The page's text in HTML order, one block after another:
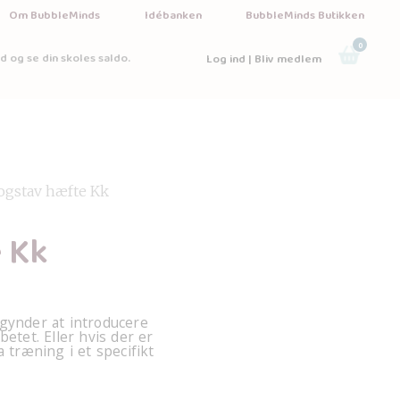
Om BubbleMinds Idébanken BubbleMinds Butikken
og se din skoles saldo. Log ind | Bliv medlem
0
hæfte Kk
at introducere
Eller hvis der er
træning i et specifikt